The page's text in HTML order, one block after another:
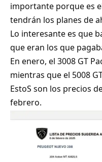
importante porque es
tendrán los planes de
Lo interesante es que
que eran los que
En enero, el 3008 GT
mientras que el 5008
EstoS son los precios
febrero.